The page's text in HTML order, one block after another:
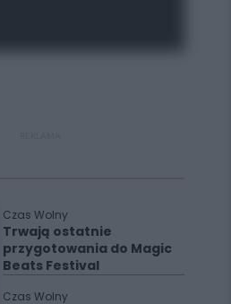
Czas Wolny
Trwają ostatnie
przygotowania do Magic
Beats Festival
Czas Wolny